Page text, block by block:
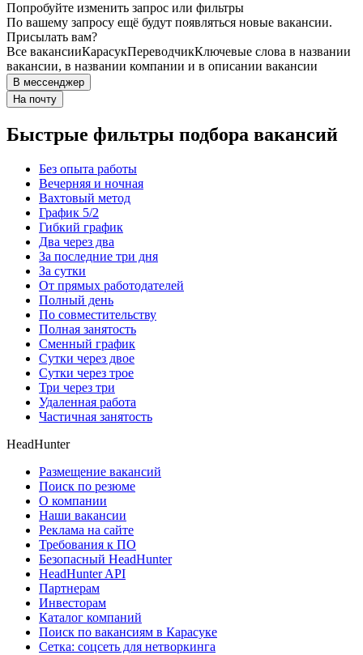
Попробуйте изменить запрос или фильтры
По вашему запросу ещё будут появляться новые вакансии.
Присылать вам?
Все вакансииКарасукПереводчикКлючевые слова в названии
вакансии, в названии компании и в описании вакансии
В мессенджер
На почту
Быстрые фильтры подбора вакансий
Без опыта работы
Вечерняя и ночная
Вахтовый метод
График 5/2
Гибкий график
Два через два
За последние три дня
За сутки
От прямых работодателей
Полный день
По совместительству
Полная занятость
Сменный график
Сутки через двое
Сутки через трое
Три через три
Удаленная работа
Частичная занятость
HeadHunter
Размещение вакансий
Поиск по резюме
О компании
Наши вакансии
Реклама на сайте
Требования к ПО
Безопасный HeadHunter
HeadHunter API
Партнерам
Инвесторам
Каталог компаний
Поиск по вакансиям в Карасуке
Сетка: соцсеть для нетворкинга